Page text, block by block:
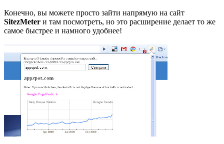
Конечно, вы можете просто зайти напрямую на сайт
SitezMeter и там посмотреть, но это расширение делает то же
самое быстрее и намного удобнее!